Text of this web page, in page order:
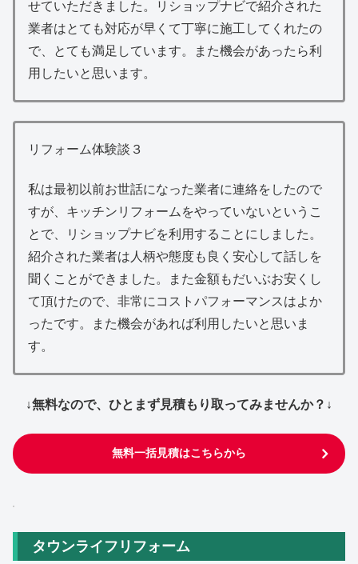
せていただきました。リショップナビで紹介された
業者はとても対応が早くて丁寧に施工してくれたの
で、とても満足しています。また機会があったら利
用したいと思います。
リフォーム体験談３
私は最初以前お世話になった業者に連絡をしたので
すが、キッチンリフォームをやっていないというこ
とで、リショップナビを利用することにしました。
紹介された業者は人柄や態度も良く安心して話しを
聞くことができました。また金額もだいぶお安くし
て頂けたので、非常にコストパフォーマンスはよか
ったです。また機会があれば利用したいと思いま
す。
↓無料なので、ひとまず見積もり取ってみませんか？↓
無料一括見積はこちらから
タウンライフリフォーム